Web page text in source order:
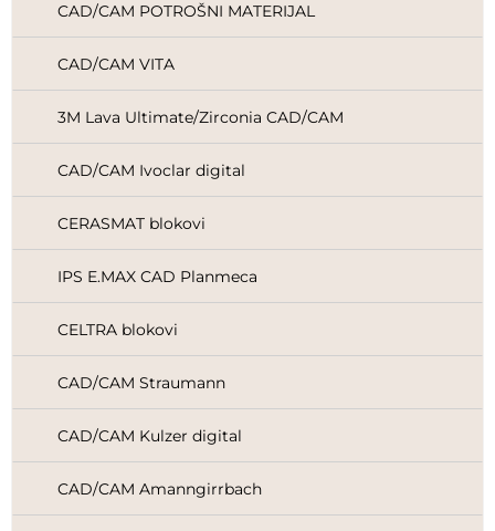
CAD/CAM POTROŠNI MATERIJAL
CAD/CAM VITA
3M Lava Ultimate/Zirconia CAD/CAM
CAD/CAM Ivoclar digital
CERASMAT blokovi
IPS E.MAX CAD Planmeca
CELTRA blokovi
CAD/CAM Straumann
CAD/CAM Kulzer digital
CAD/CAM Amanngirrbach